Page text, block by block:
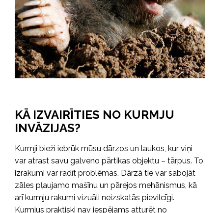
KĀ IZVAIRĪTIES NO KURMJU
INVĀZIJAS?
Kurmji bieži iebrūk mūsu dārzos un laukos, kur viņi
var atrast savu galveno pārtikas objektu – tārpus. To
izrakumi var radīt problēmas. Dārzā tie var sabojāt
zāles pļaujamo mašīnu un pārejos mehānismus, kā
arī kurmju rakumi vizuāli neizskatās pievilcīgi.
Kurmjus praktiski nav iespējams atturēt no